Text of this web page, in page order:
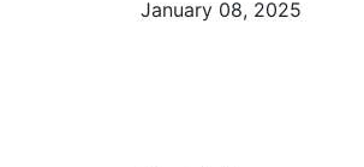
January 08, 2025